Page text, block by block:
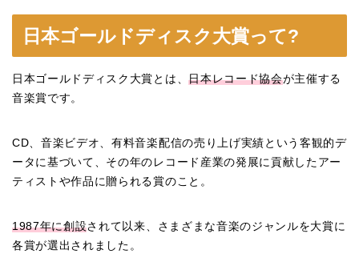
日本ゴールドディスク大賞って?
日本ゴールドディスク大賞とは、日本レコード協会が主催する
音楽賞です。
CD、音楽ビデオ、有料音楽配信の売り上げ実績という客観的デ
ータに基づいて、その年のレコード産業の発展に貢献したアー
ティストや作品に贈られる賞のこと。
1987年に創設されて以来、さまざまな音楽のジャンルを大賞に
各賞が選出されました。